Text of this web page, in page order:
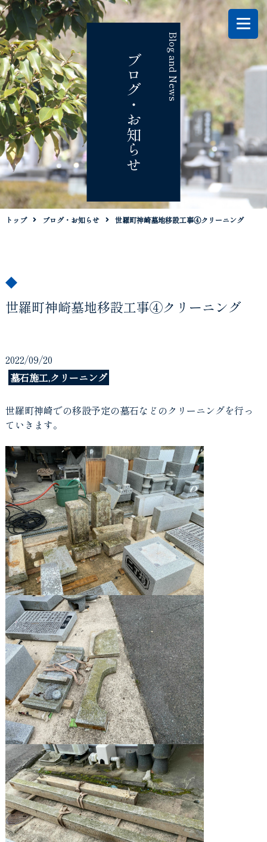
Blog and News
ブログ・お知らせ
トップ ブログ・お知らせ 世羅町神崎墓地移設工事④クリーニング
世羅町神崎墓地移設工事④クリーニング
2022/09/20
墓石施工,クリーニング
世羅町神崎での移設予定の墓石などのクリーニングを行っ
ていきます。